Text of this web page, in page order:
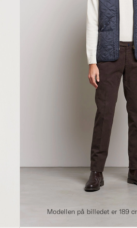
Modellen på billedet er 189